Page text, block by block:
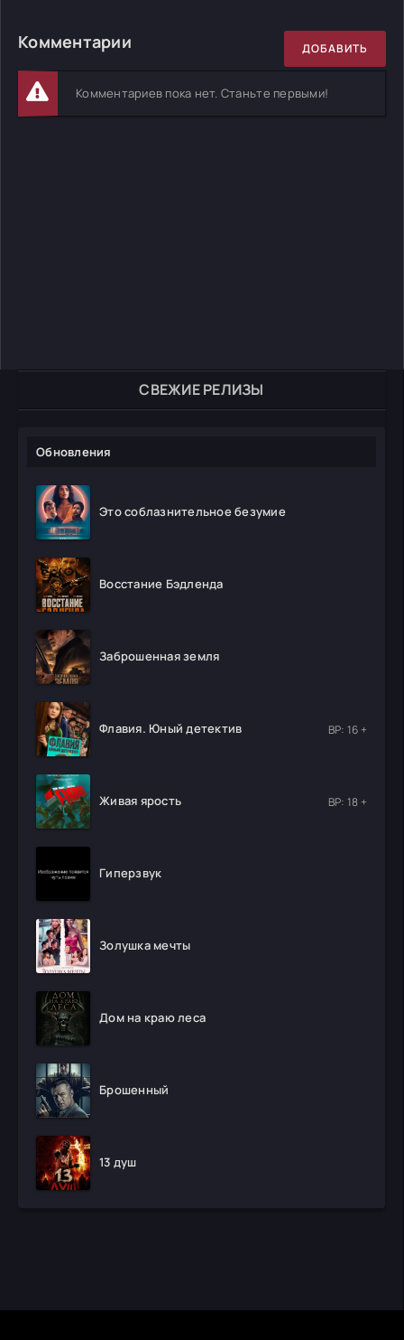
СВЕЖИЕ РЕЛИЗЫ
Обновления
Это соблазнительное безумие
Восстание Бэдленда
Заброшенная земля
Флавия. Юный детектив ВР: 16 +
Живая ярость ВР: 18 +
Гиперзвук
Золушка мечты
Дом на краю леса
Брошенный
13 душ
Комментарии ДОБАВИТЬ
Комментариев пока нет. Станьте первыми!